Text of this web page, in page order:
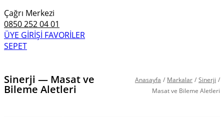
Çağrı Merkezi
0850 252 04 01
ÜYE GİRİŞİ FAVORİLER
SEPET
Sinerji — Masat ve
Bileme Aletleri
Anasayfa / Markalar / Sinerji /
Masat ve Bileme Aletleri